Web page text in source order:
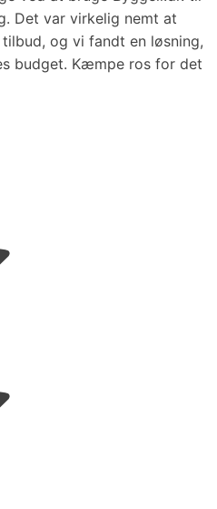
Det var virkelig nemt at
og vi fandt en løsning,
budget. Kæmpe ros for det